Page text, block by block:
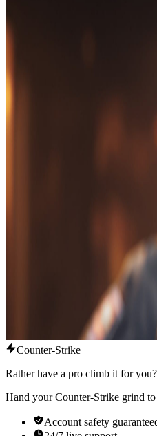
Counter-Strike
Rather have a pro climb it for you?
Hand your Counter-Strike grind
Account safety